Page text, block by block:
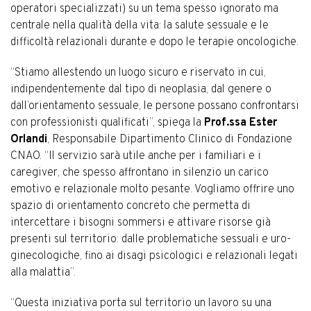
operatori specializzati) su un tema spesso ignorato ma
centrale nella qualità della vita: la salute sessuale e le
difficoltà relazionali durante e dopo le terapie oncologiche.
“Stiamo allestendo un luogo sicuro e riservato in cui,
indipendentemente dal tipo di neoplasia, dal genere o
dall’orientamento sessuale, le persone possano confrontarsi
con professionisti qualificati”, spiega la Prof.ssa Ester
Orlandi, Responsabile Dipartimento Clinico di Fondazione
CNAO. “Il servizio sarà utile anche per i familiari e i
caregiver, che spesso affrontano in silenzio un carico
emotivo e relazionale molto pesante. Vogliamo offrire uno
spazio di orientamento concreto che permetta di
intercettare i bisogni sommersi e attivare risorse già
presenti sul territorio: dalle problematiche sessuali e uro-
ginecologiche, fino ai disagi psicologici e relazionali legati
alla malattia”.
“Questa iniziativa porta sul territorio un lavoro su una